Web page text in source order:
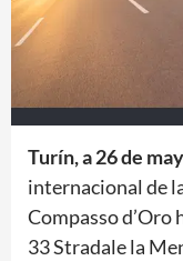
Turín, a 26 de
internacional de
Compasso d’Oro
33 Stradale la